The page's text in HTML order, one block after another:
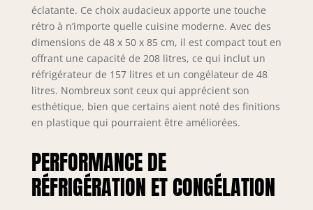
ajuster le froid
selon la charge et
la saison Clayettes
en Verre : clayettes
en verre robustes
et faciles à
nettoyer pour
organiser les
aliments Classe
appareil classé E
avec éclairage
intérieur, finition
blanche
éclatante. Ce choix audacieux apporte une touche
rétro à n’importe quelle cuisine moderne. Avec des
dimensions de 48 x 50 x 85 cm, il est compact tout en
offrant une capacité de 208 litres, ce qui inclut un
réfrigérateur de 157 litres et un congélateur de 48
litres. Nombreux sont ceux qui apprécient son
esthétique, bien que certains aient noté des finitions
en plastique qui pourraient être améliorées.
PERFORMANCE DE
RÉFRIGÉRATION ET CONGÉLATION